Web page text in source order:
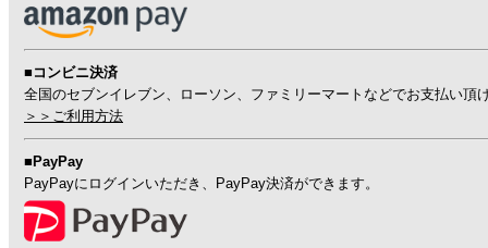
■コンビニ決済
全国のセブンイレブン、ローソン、ファミリーマートなどでお支払い頂
＞＞ご利用方法
■PayPay
PayPayにログインいただき、PayPay決済ができます。